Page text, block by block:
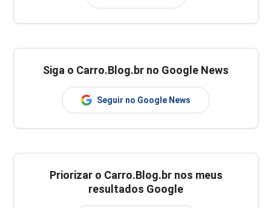
Siga o Carro.Blog.br no Google News
Seguir no Google News
Priorizar o Carro.Blog.br nos meus
resultados Google